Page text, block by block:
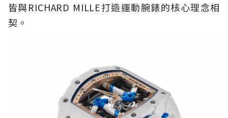
皆與RICHARD MILLE打造運動腕錶的核心理念相
契。